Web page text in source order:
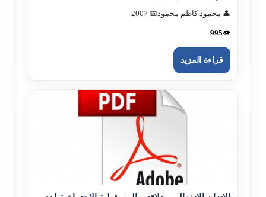
👤 محمود كاظم محمود 📅 2007
👁️
995
قراءة المزيد